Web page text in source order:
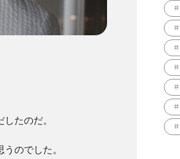
したのだ。
うのでした。